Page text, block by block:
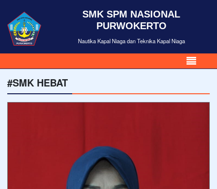
SMK SPM NASIONAL
PURWOKERTO
Nautika Kapal Niaga dan Teknika Kapal Niaga
#SMK HEBAT